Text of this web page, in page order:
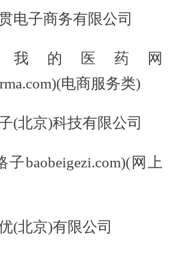
子商务有限公司
医药网
电商服务类)
京)科技有限公司
网上
京)有限公司